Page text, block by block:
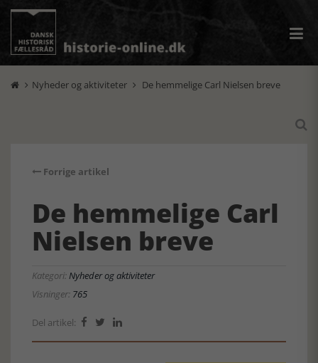
 Nyheder og aktiviteter  De hemmelige Carl Nielsen breve

Forrige artikel
De hemmelige Carl
Nielsen breve
Kategori:Nyheder og aktiviteter
Visninger: 765
Del artikel:   